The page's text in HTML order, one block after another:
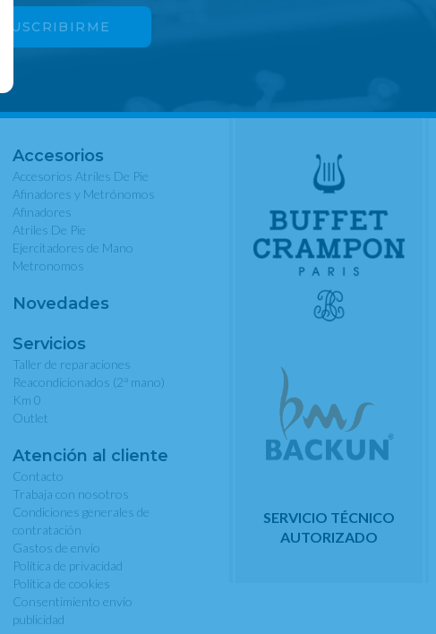
Accesorios
Accesorios Atriles De Pie
Afinadores y Metrónomos
Afinadores
Atriles De Pie
Ejercitadores de Mano
Metronomos
Novedades
Servicios
Taller de reparaciones
Reacondicionados (2a mano)
Km 0
Outlet
Atención al cliente
Contacto
Trabaja con nosotros
Condiciones generales de
contratación
Gastos de envío
Política de privacidad
Política de cookies
Consentimiento envío
publicidad
SERVICIO TÉCNICO
AUTORIZADO